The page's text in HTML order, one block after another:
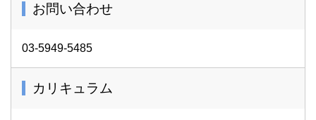
お問い合わせ
03-5949-5485
カリキュラム